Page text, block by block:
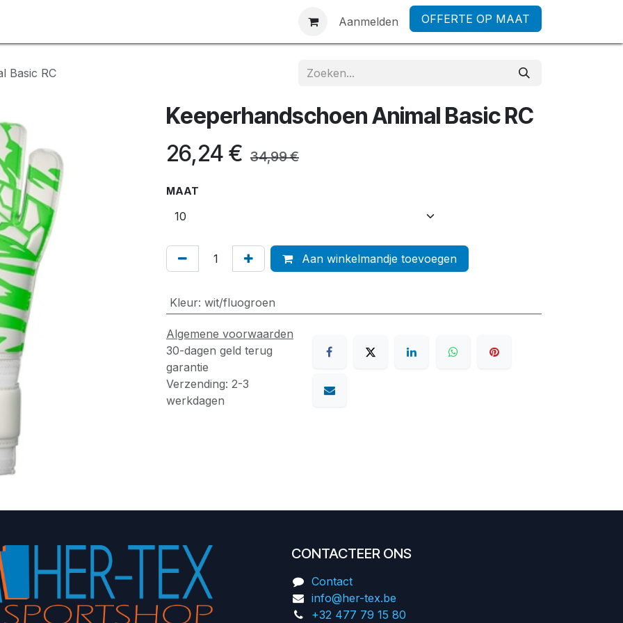
Aanmelden OFFERTE OP MAAT
Basic RC
Keeperhandschoen Animal Basic RC
26,24 € 34,99€
MAAT
Aan winkelmandje toevoegen
Kleur: wit/fluogroen
Algemene voorwaarden
30-dagen geld terug
garantie
Verzending: 2-3
werkdagen
CONTACTEER ONS
Contact
info@her-tex.be
+32 477 79 15 80